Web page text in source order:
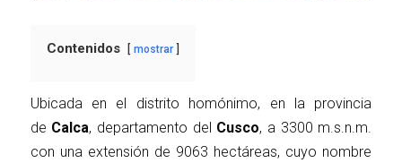
Contenidos mostrar
Ubicada en el distrito homónimo, en la provincia
de Calca, departamento del Cusco, a 3300 m.s.n.m.
con una extensión de 9063 hectáreas, cuyo nombre